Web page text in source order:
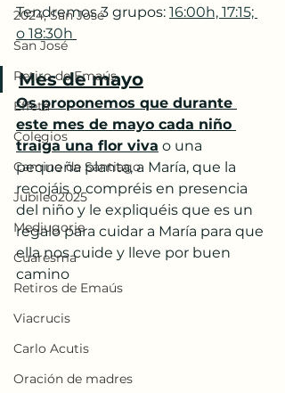
2024, San José
San José
Retiro de Emaús
Effetá
Colegios
Camino de Santiago
Jubileo2025
Medjugorje
Cuaresma
Retiros de Emaús
Viacrucis
Carlo Acutis
Oración de madres
Tendremos 3 grupos: 16:00h, 17:15;
o 18:30h
Mes de mayo
Os proponemos que durante
este mes de mayo cada niño
traiga una flor viva o una
pequeña planta, a María, que la
recojáis o compréis en presencia
del niño y le expliquéis que es un
regalo para cuidar a María para que
ella nos cuide y lleve por buen
camino